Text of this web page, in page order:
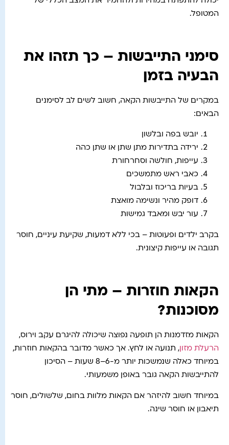
המטופל.
סימני התייבשות – כך תזהו את
הבעיה בזמן
במקרים של התייבשות הקאה, חשוב לשים לב לסימנים
הבאים:
יובש בפה ובלשון
ירידה בתדירות מתן שתן או שתן כהה
עייפות, חולשה וסחרחורת
כאבי ראש מתמשכים
בעיות בריכוז ובלבול
דופק מהיר ונשימה מואצת
עור יבש ומאבד גמישות
בקרב ילדים ופעוטות – בכי ללא דמעות, שקיעת עיניים, חוסר
תגובה או עייפות קיצונית.
הקאות חוזרות – מתי הן
מסוכנות?
הקאות מזדמנות הן תופעה נפוצה שיכולה להיגרם עקב וירוס,
הרעלת מזון , תנועה או לחץ. אך כאשר מדובר בהקאות חוזרות,
במיוחד כאלה שנמשכות יותר מ-6–8 שעות – הסיכון
להתייבשות הקאה גובר באופן משמעותי.
במיוחד חשוב להיזהר אם הקאות מלוות בחום, שלשולים, חוסר
תיאבון או חוסר שינה.